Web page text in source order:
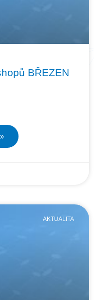
BŘEZEN
AKTUALITA